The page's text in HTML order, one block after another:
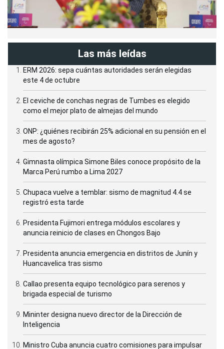
Las más leídas
ERM 2026: sepa cuántas autoridades serán elegidas
este 4 de octubre
El ceviche de conchas negras de Tumbes es elegido
como el mejor plato de almejas del mundo
ONP: ¿quiénes recibirán 25% adicional en su pensión en el
mes de agosto?
Gimnasta olímpica Simone Biles conoce propósito de la
Marca Perú rumbo a Lima 2027
Chupaca vuelve a temblar: sismo de magnitud 4.4 se
registró esta tarde
Presidenta Fujimori entrega módulos escolares y
anuncia reinicio de clases en Chongos Bajo
Presidenta anuncia emergencia en distritos de Junín y
Huancavelica tras sismo
Callao presenta equipo tecnológico para serenos y
brigada especial de turismo
Mininter designa nuevo director de la Dirección de
Inteligencia
Ministro Cuba anuncia cuatro comisiones para impulsar